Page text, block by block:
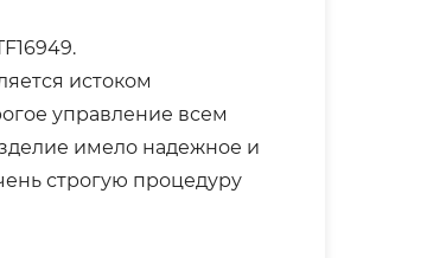
истоком
управление всем
имело надежное и
строгую процедуру